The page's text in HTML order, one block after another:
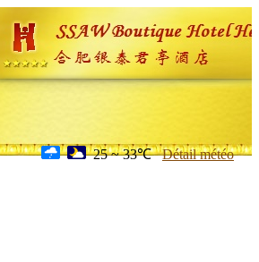
25 ~ 33℃ Détail météo